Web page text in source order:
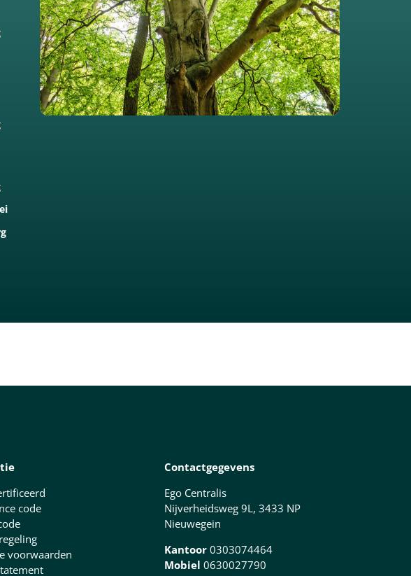
code
voorwaarden
Contactgegevens
Ego Centralis
Nijverheidsweg 9L, 3433 NP
Nieuwegein
Kantoor0303074464
Mobiel0630027790